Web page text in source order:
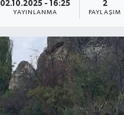
02.10.2025 - 16:25
YAYINLANMA
2
PAYLAŞIM